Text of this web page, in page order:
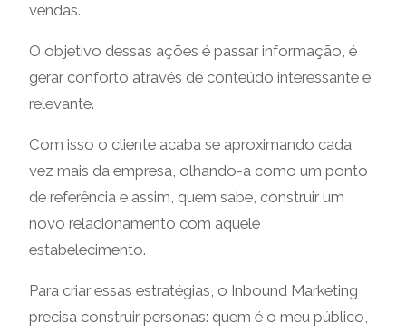
vendas.
O objetivo dessas ações é passar informação, é
gerar conforto através de conteúdo interessante e
relevante.
Com isso o cliente acaba se aproximando cada
vez mais da empresa, olhando-a como um ponto
de referência e assim, quem sabe, construir um
novo relacionamento com aquele
estabelecimento.
Para criar essas estratégias, o Inbound Marketing
precisa construir personas: quem é o meu público,